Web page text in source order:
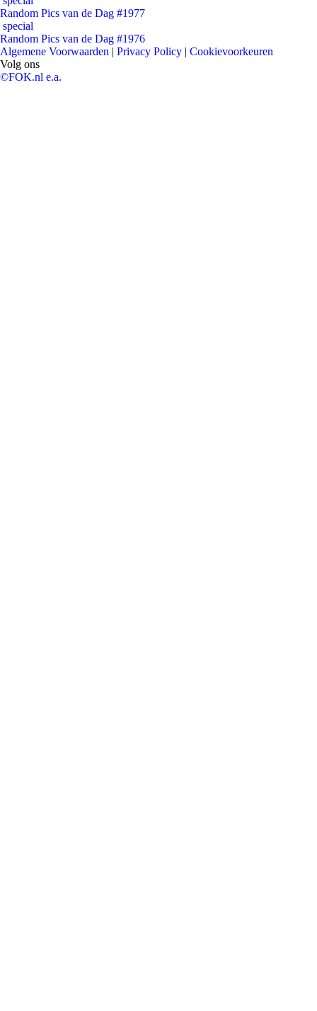
Random Pics van de Dag #1977
special
Random Pics van de Dag #1976
Algemene Voorwaarden | Privacy Policy | Cookievoorkeuren
Volg ons
©FOK.nl e.a.